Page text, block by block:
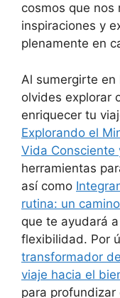
cosmos que nos
inspiraciones y
plenamente en
Al sumergirte
olvides explorar
enriquecer tu
Explorando el
Vida Consciente
herramientas
así como
rutina: un
que te ayudará
flexibilidad. Por
transformador
viaje hacia el
para